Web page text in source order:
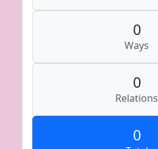
0
Ways
0
Relations
0